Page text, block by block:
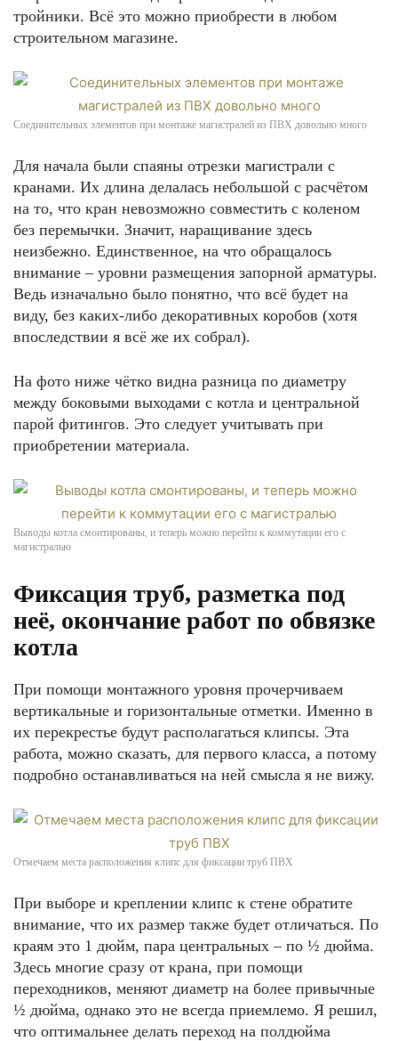
тройники. Всё это можно приобрести в любом
строительном магазине.
Соединительных элементов при монтаже магистралей из ПВХ довольно много
Для начала были спаяны отрезки магистрали с
кранами. Их длина делалась небольшой с расчётом
на то, что кран невозможно совместить с коленом
без перемычки. Значит, наращивание здесь
неизбежно. Единственное, на что обращалось
внимание – уровни размещения запорной арматуры.
Ведь изначально было понятно, что всё будет на
виду, без каких-либо декоративных коробов (хотя
впоследствии я всё же их собрал).
На фото ниже чётко видна разница по диаметру
между боковыми выходами с котла и центральной
парой фитингов. Это следует учитывать при
приобретении материала.
Выводы котла смонтированы, и теперь можно перейти к коммутации его с
магистралью
Фиксация труб, разметка под
неё, окончание работ по обвязке
котла
При помощи монтажного уровня прочерчиваем
вертикальные и горизонтальные отметки. Именно в
их перекрестье будут располагаться клипсы. Эта
работа, можно сказать, для первого класса, а потому
подробно останавливаться на ней смысла я не вижу.
Отмечаем места расположения клипс для фиксации труб ПВХ
При выборе и креплении клипс к стене обратите
внимание, что их размер также будет отличаться. По
краям это 1 дюйм, пара центральных – по ½ дюйма.
Здесь многие сразу от крана, при помощи
переходников, меняют диаметр на более привычные
½ дюйма, однако это не всегда приемлемо. Я решил,
что оптимальнее делать переход на полдюйма